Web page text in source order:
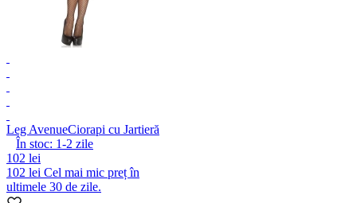
Leg AvenueCiorapi cu Jartieră
În stoc: 1-2 zile
102 lei
102 lei Cel mai mic preț în
ultimele 30 de zile.